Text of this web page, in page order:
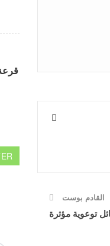
القادم بوست
توعوية مؤثرة